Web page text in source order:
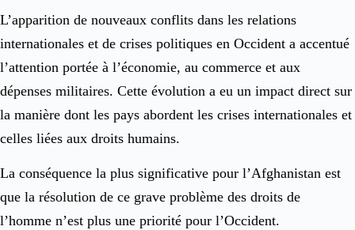
L’apparition de nouveaux conflits dans les relations
internationales et de crises politiques en Occident a accentué
l’attention portée à l’économie, au commerce et aux
dépenses militaires. Cette évolution a eu un impact direct sur
la manière dont les pays abordent les crises internationales et
celles liées aux droits humains.
La conséquence la plus significative pour l’Afghanistan est
que la résolution de ce grave problème des droits de
l’homme n’est plus une priorité pour l’Occident.